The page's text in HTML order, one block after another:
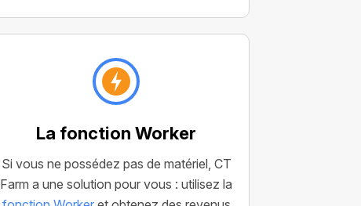
La fonction Worker
Si vous ne possédez pas de matériel, CT
Farm a une solution pour vous : utilisez la